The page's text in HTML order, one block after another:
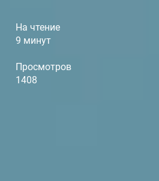
На чтение
9 минут
Просмотров
1408